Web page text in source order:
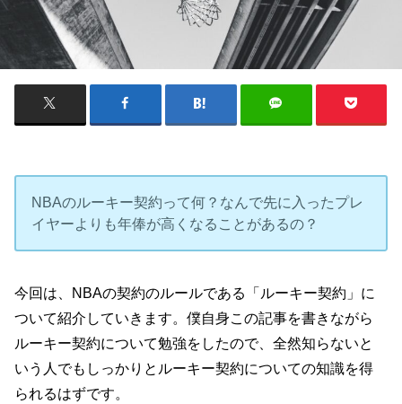
NBAのルーキー契約って何？なんで先に入ったプレ
イヤーよりも年俸が高くなることがあるの？
今回は、NBAの契約のルールである「ルーキー契約」に
ついて紹介していきます。僕自身この記事を書きながら
ルーキー契約について勉強をしたので、全然知らないと
いう人でもしっかりとルーキー契約についての知識を得
られるはずです。